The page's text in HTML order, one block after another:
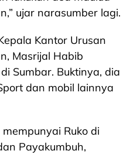
ujar narasumber lagi.
Kantor Urusan
Masrijal Habib
Sumbar. Buktinya, dia
dan mobil lainnya
Ruko di
Payakumbuh,